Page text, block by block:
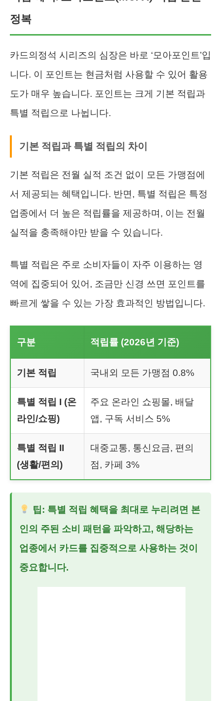
정복
카드의정석 시리즈의 심장은 바로 ‘모아포인트’입
니다. 이 포인트는 현금처럼 사용할 수 있어 활용
도가 매우 높습니다. 포인트는 크게 기본 적립과
특별 적립으로 나뉩니다.
기본 적립과 특별 적립의 차이
기본 적립은 전월 실적 조건 없이 모든 가맹점에
서 제공되는 혜택입니다. 반면, 특별 적립은 특정
업종에서 더 높은 적립률을 제공하며, 이는 전월
실적을 충족해야만 받을 수 있습니다.
특별 적립은 주로 소비자들이 자주 이용하는 영
역에 집중되어 있어, 조금만 신경 쓰면 포인트를
빠르게 쌓을 수 있는 가장 효과적인 방법입니다.
구분 적립률 (2026년 기준)
기본 적립 국내외 모든 가맹점 0.8%
특별 적립 I (온
라인/쇼핑)
주요 온라인 쇼핑몰, 배달
앱, 구독 서비스 5%
특별 적립 II
(생활/편의)
대중교통, 통신요금, 편의
점, 카페 3%
팁: 특별 적립 혜택을 최대로 누리려면 본
인의 주된 소비 패턴을 파악하고, 해당하는
업종에서 카드를 집중적으로 사용하는 것이
중요합니다.